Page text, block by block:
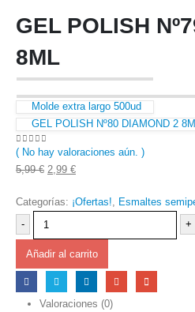
GEL POLISH
8ML
Molde extra largo 500ud
GEL POLISH Nº80 DIAMOND 2
0 out of 5
( No hay valoraciones aún. )
5,99€ El
original
era:
5,99 €.
2,99 €El
actual
2,99 €.
Categorías: ¡Ofertas!
Esmaltes
-
+
Añadir al carrito
Valoraciones (0)